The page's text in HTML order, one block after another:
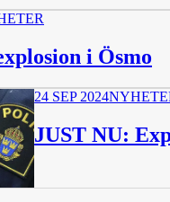
i Ösmo
24 SEP 2024
JUST NU: